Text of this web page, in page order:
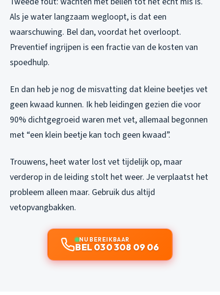
Als je water langzaam wegloopt, is dat een
waarschuwing. Bel dan, voordat het overloopt.
Preventief ingrijpen is een fractie van de kosten van
spoedhulp.
En dan heb je nog de misvatting dat kleine beetjes vet
geen kwaad kunnen. Ik heb leidingen gezien die voor
90% dichtgegroeid waren met vet, allemaal begonnen
met “een klein beetje kan toch geen kwaad”.
Trouwens, heet water lost vet tijdelijk op, maar
verderop in de leiding stolt het weer. Je verplaatst het
probleem alleen maar. Gebruik dus altijd
vetopvangbakken.
NU BEREIKBAAR
BEL 030 308 09 06